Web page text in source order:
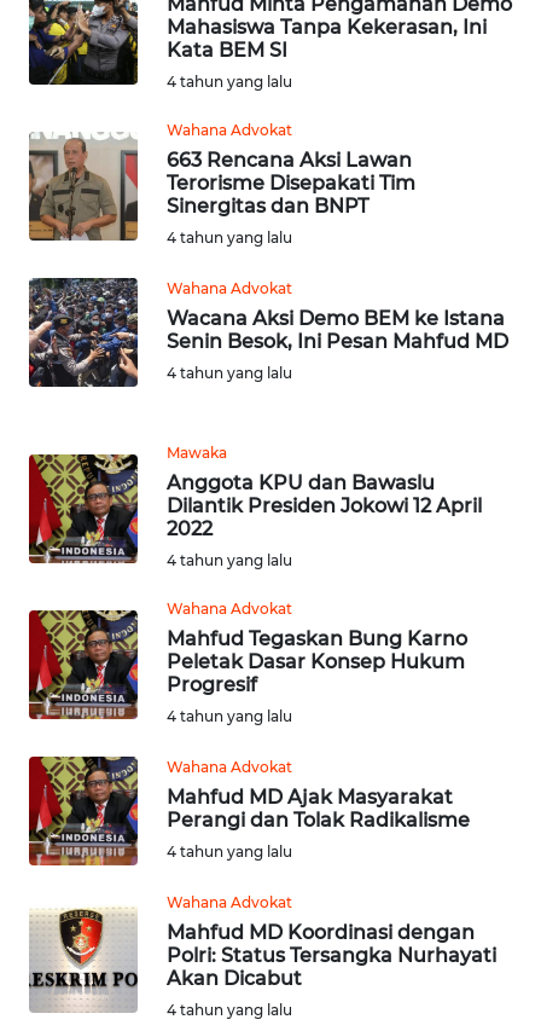
Mahasiswa Tanpa Kekerasan, Ini
Kata BEM SI
4 tahun yang lalu
Wahana Advokat
663 Rencana Aksi Lawan
Terorisme Disepakati Tim
Sinergitas dan BNPT
4 tahun yang lalu
Wahana Advokat
Wacana Aksi Demo BEM ke Istana
Senin Besok, Ini Pesan Mahfud MD
4 tahun yang lalu
Mawaka
Anggota KPU dan Bawaslu
Dilantik Presiden Jokowi 12 April
2022
4 tahun yang lalu
Wahana Advokat
Mahfud Tegaskan Bung Karno
Peletak Dasar Konsep Hukum
Progresif
4 tahun yang lalu
Wahana Advokat
Mahfud MD Ajak Masyarakat
Perangi dan Tolak Radikalisme
4 tahun yang lalu
Wahana Advokat
Mahfud MD Koordinasi dengan
Polri: Status Tersangka Nurhayati
Akan Dicabut
4 tahun yang lalu
WN
JATENG
WN
NUSANTARA
WN
WN
JATIM
WN
KALBAR
KALTENG
WN
KALTARA
WN
KALSEL
WN
WN
SULSEL